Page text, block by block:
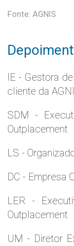
Fonte: AGNIS
IE - Gestora
cliente da
SDM -
Outplacement
LS -
DC - Empresa
LER -
Outplacement
UM - Diretor